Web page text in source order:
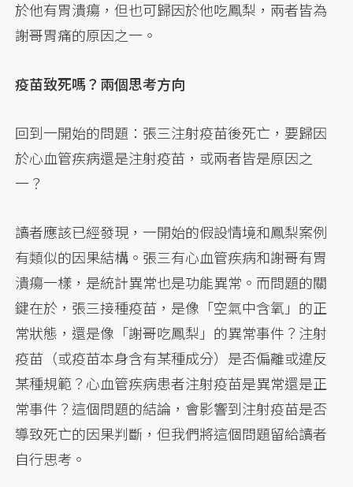
於他有胃潰瘍，但也可歸因於他吃鳳梨，兩者皆為
謝哥胃痛的原因之一。
疫苗致死嗎？兩個思考方向
回到一開始的問題：張三注射疫苗後死亡，要歸因
於心血管疾病還是注射疫苗，或兩者皆是原因之
一？
讀者應該已經發現，一開始的假設情境和鳳梨案例
有類似的因果結構。張三有心血管疾病和謝哥有胃
潰瘍一樣，是統計異常也是功能異常。而問題的關
鍵在於，張三接種疫苗，是像「空氣中含氧」的正
常狀態，還是像「謝哥吃鳳梨」的異常事件？注射
疫苗（或疫苗本身含有某種成分）是否偏離或違反
某種規範？心血管疾病患者注射疫苗是異常還是正
常事件？這個問題的結論，會影響到注射疫苗是否
導致死亡的因果判斷，但我們將這個問題留給讀者
自行思考。